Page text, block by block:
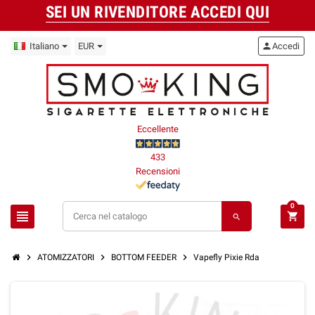
SEI UN RIVENDITORE ACCEDI QUI
Italiano EUR
Eccellente
433
Recensioni
view_headline search
personAccedi
shopping_cart
0
chevron_right ATOMIZZATORI chevron_right BOTTOM FEEDER chevron_right Vapefly Pixie Rda